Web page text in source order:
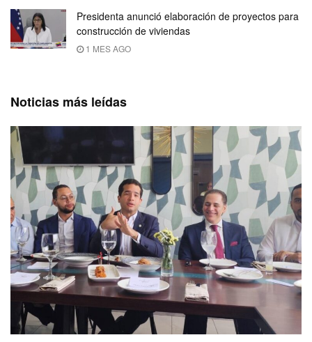
Presidenta anunció elaboración de proyectos para
construcción de viviendas
1 MES AGO
Noticias más leídas